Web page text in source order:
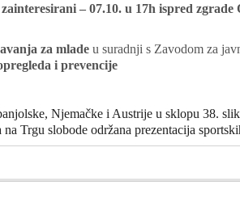
– 07.10. u 17h ispred zgrade
za mlade u suradnji s Zavodom za
i prevencije
Njemačke i Austrije u sklopu 38.
Trgu slobode održana prezentacija